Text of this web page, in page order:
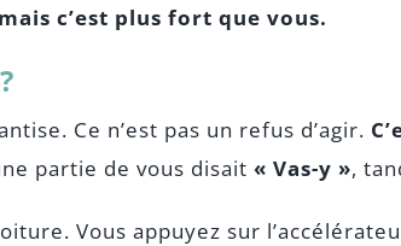
c’est plus fort que vous.
Ce n’est pas un refus d’agir.
partie de vous disait « Vas-y »,
Vous appuyez sur